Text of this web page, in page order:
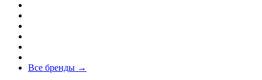
Все бренды →